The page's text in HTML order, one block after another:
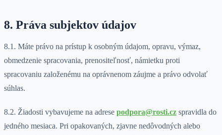
8. Práva subjektov údajov
8.1. Máte právo na prístup k osobným údajom, opravu, výmaz,
obmedzenie spracovania, prenositeľnosť, námietku proti
spracovaniu založenému na oprávnenom záujme a právo odvolať
súhlas.
8.2. Žiadosti vybavujeme na adrese podpora@rosti.cz spravidla do
jedného mesiaca. Pri opakovaných, zjavne nedôvodných alebo